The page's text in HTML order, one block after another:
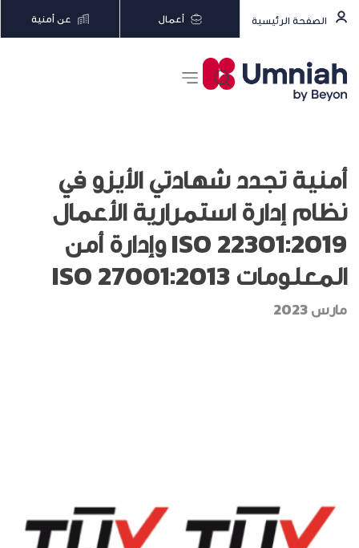
الصفحة الرئيسية أعمال عن أمنية
أمنية تجدد شهادتي الأيزو في
نظام إدارة استمرارية الأعمال
ISO 22301:2019 وإدارة أمن
المعلومات ISO 27001:2013
مارس 2023